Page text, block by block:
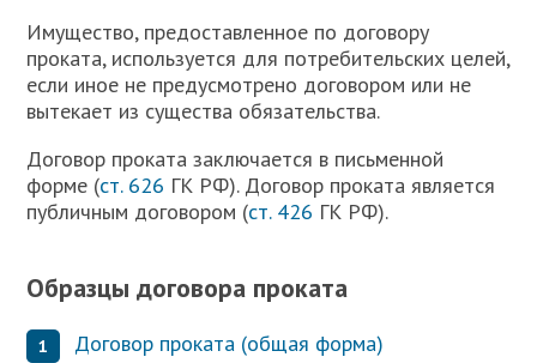
Имущество, предоставленное по договору
проката, используется для потребительских целей,
если иное не предусмотрено договором или не
вытекает из существа обязательства.
Договор проката заключается в письменной
форме (ст. 626 ГК РФ). Договор проката является
публичным договором (ст. 426 ГК РФ).
Образцы договора проката
Договор проката (общая форма)